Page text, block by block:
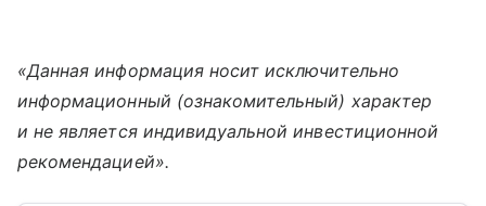
«Данная информация носит исключительно
информационный (ознакомительный) характер
и не является индивидуальной инвестиционной
рекомендацией».